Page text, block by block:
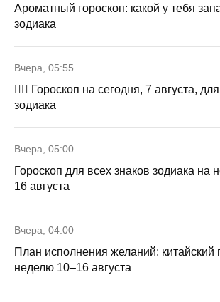
Ароматный гороскоп: какой у тебя
зодиака
Вчера, 05:55
🧙‍♀ Гороскоп на сегодня, 7 августа,
зодиака
Вчера, 05:00
Гороскоп для всех знаков зодиака на
16 августа
Вчера, 04:00
План исполнения желаний: китайский
неделю 10–16 августа